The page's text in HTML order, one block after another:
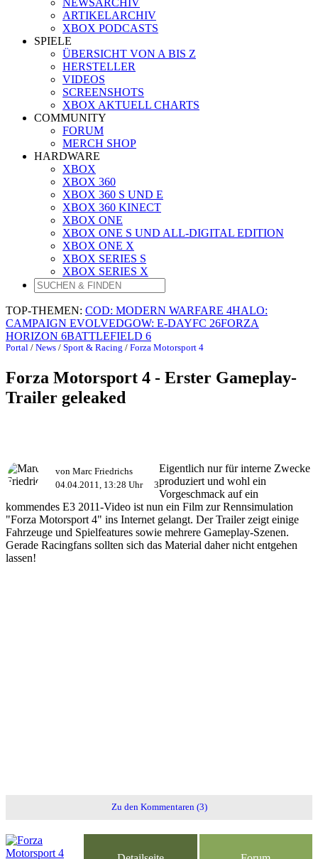
NEWSARCHIV
ARTIKELARCHIV
XBOX PODCASTS
SPIELE
ÜBERSICHT VON A BIS Z
HERSTELLER
VIDEOS
SCREENSHOTS
XBOX AKTUELL CHARTS
COMMUNITY
FORUM
MERCH SHOP
HARDWARE
XBOX
XBOX 360
XBOX 360 S UND E
XBOX 360 KINECT
XBOX ONE
XBOX ONE S UND ALL-DIGITAL EDITION
XBOX ONE X
XBOX SERIES S
XBOX SERIES X
TOP-THEMEN: COD: MODERN WARFARE 4HALO:
CAMPAIGN EVOLVEDGOW: E-DAYFC 26FORZA
HORIZON 6BATTLEFIELD 6
Portal / News / Sport & Racing / Forza Motorsport 4
Forza Motorsport 4 - Erster Gameplay-
Trailer geleaked
von Marc Friedrichs
04.04.2011, 13:28 Uhr
3
Eigentlich nur für interne Zwecke
produziert und wohl ein
Vorgeschmack auf ein
kommendes E3 2011-Video ist nun ein Film zur Rennsimulation
"Forza Motorsport 4" ins Internet gelangt. Der Trailer zeigt einige
Fahrzeuge und Spielfeatures sowie mehrere Gameplay-Szenen.
Gerade Racingfans sollten sich das Material daher nicht entgehen
lassen!
Zu den Kommentaren (3)